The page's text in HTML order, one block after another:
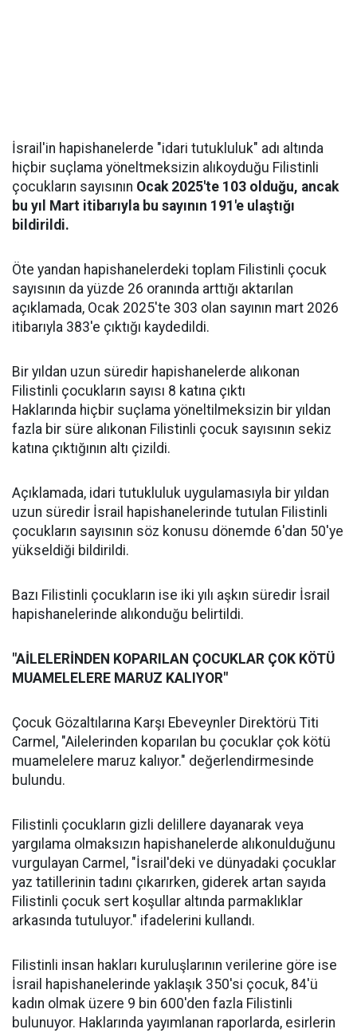
İsrail'in hapishanelerde "idari tutukluluk" adı altında
hiçbir suçlama yöneltmeksizin alıkoyduğu Filistinli
çocukların sayısının Ocak 2025'te 103 olduğu, ancak
bu yıl Mart itibarıyla bu sayının 191'e ulaştığı
bildirildi.
Öte yandan hapishanelerdeki toplam Filistinli çocuk
sayısının da yüzde 26 oranında arttığı aktarılan
açıklamada, Ocak 2025'te 303 olan sayının mart 2026
itibarıyla 383'e çıktığı kaydedildi.
Bir yıldan uzun süredir hapishanelerde alıkonan
Filistinli çocukların sayısı 8 katına çıktı
Haklarında hiçbir suçlama yöneltilmeksizin bir yıldan
fazla bir süre alıkonan Filistinli çocuk sayısının sekiz
katına çıktığının altı çizildi.
Açıklamada, idari tutukluluk uygulamasıyla bir yıldan
uzun süredir İsrail hapishanelerinde tutulan Filistinli
çocukların sayısının söz konusu dönemde 6'dan 50'ye
yükseldiği bildirildi.
Bazı Filistinli çocukların ise iki yılı aşkın süredir İsrail
hapishanelerinde alıkonduğu belirtildi.
"AİLELERİNDEN KOPARILAN ÇOCUKLAR ÇOK KÖTÜ
MUAMELELERE MARUZ KALIYOR"
Çocuk Gözaltılarına Karşı Ebeveynler Direktörü Titi
Carmel, "Ailelerinden koparılan bu çocuklar çok kötü
muamelelere maruz kalıyor." değerlendirmesinde
bulundu.
Filistinli çocukların gizli delillere dayanarak veya
yargılama olmaksızın hapishanelerde alıkonulduğunu
vurgulayan Carmel, "İsrail'deki ve dünyadaki çocuklar
yaz tatillerinin tadını çıkarırken, giderek artan sayıda
Filistinli çocuk sert koşullar altında parmaklıklar
arkasında tutuluyor." ifadelerini kullandı.
Filistinli insan hakları kuruluşlarının verilerine göre ise
İsrail hapishanelerinde yaklaşık 350'si çocuk, 84'ü
kadın olmak üzere 9 bin 600'den fazla Filistinli
bulunuyor. Haklarında yayımlanan raporlarda, esirlerin